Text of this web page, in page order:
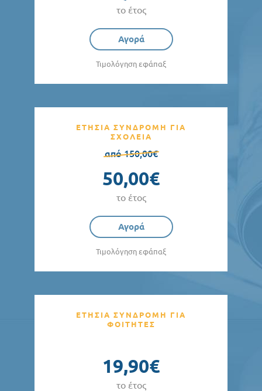
το έτος
Αγορά
Τιμολόγηση εφάπαξ
ΕΤΗΣΙΑ ΣΥΝΔΡΟΜΗ ΓΙΑ
ΣΧΟΛΕΙΑ
από 150,00€
50,00€
το έτος
Αγορά
Τιμολόγηση εφάπαξ
ΕΤΗΣΙΑ ΣΥΝΔΡΟΜΗ ΓΙΑ
ΦΟΙΤΗΤΕΣ
19,90€
το έτος